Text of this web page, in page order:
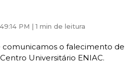
PM |1 min de leitura
o falecimento de
Universitário ENIAC.